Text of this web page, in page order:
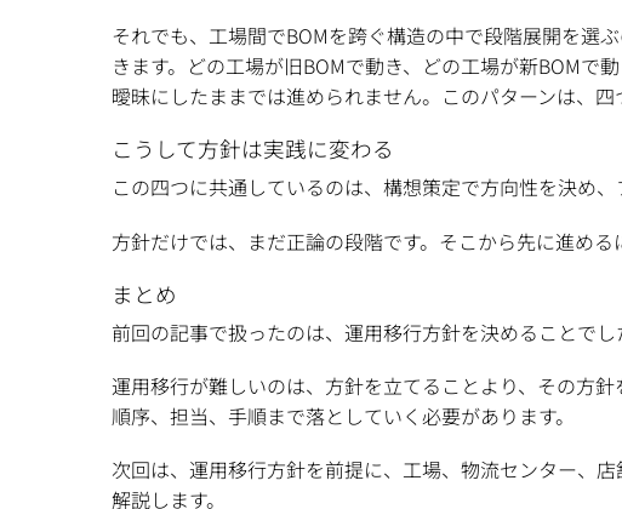
それでも、工場間でBOMを跨ぐ構造の中で段階展開を選
きます。どの工場が旧BOMで動き、どの工場が新BOMで
曖昧にしたままでは進められません。このパターンは、
こうして方針は実践に変わる
この四つに共通しているのは、構想策定で方向性を決め
方針だけでは、まだ正論の段階です。そこから先に進め
まとめ
前回の記事で扱ったのは、運用移行方針を決めることで
運用移行が難しいのは、方針を立てることより、その方
順序、担当、手順まで落としていく必要があります。
次回は、運用移行方針を前提に、工場、物流センター、
解説します。